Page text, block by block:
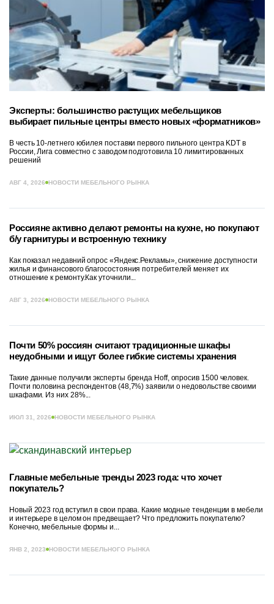
Эксперты: большинство растущих мебельщиков
выбирает пильные центры вместо новых «форматников»
В честь 10-летнего юбилея поставки первого пильного центра KDT в
России, Лига совместно с заводом подготовила 10 лимитированных
решений
АВГ 4, 2026 НОВОСТИ МЕБЕЛЬНОГО РЫНКА
Россияне активно делают ремонты на кухне, но покупают
б/у гарнитуры и встроенную технику
Как показал недавний опрос «Яндекс.Рекламы», снижение доступности
жилья и финансового благосостояния потребителей меняет их
отношение к ремонту.Как уточнили...
АВГ 3, 2026 НОВОСТИ МЕБЕЛЬНОГО РЫНКА
Почти 50% россиян считают традиционные шкафы
неудобными и ищут более гибкие системы хранения
Такие данные получили эксперты бренда Hoff, опросив 1500 человек.
Почти половина респондентов (48,7%) заявили о недовольстве своими
шкафами. Из них 28%...
ИЮЛ 31, 2026 НОВОСТИ МЕБЕЛЬНОГО РЫНКА
Главные мебельные тренды 2023 года: что хочет
покупатель?
Новый 2023 год вступил в свои права. Какие модные тенденции в мебели
и интерьере в целом он предвещает? Что предложить покупателю?
Конечно, мебельные формы и...
ЯНВ 2, 2023 НОВОСТИ МЕБЕЛЬНОГО РЫНКА